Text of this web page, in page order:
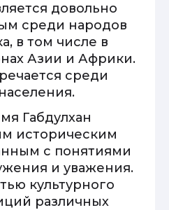
довольно
среди народов
в том числе в
Азии и Африки.
среди
Габдулхан
историческим
с понятиями
и уважения.
культурного
различных